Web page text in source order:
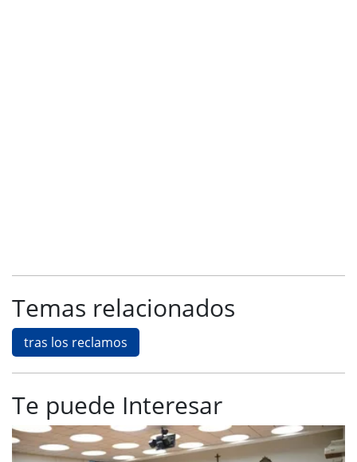
Temas relacionados
tras los reclamos
Te puede Interesar